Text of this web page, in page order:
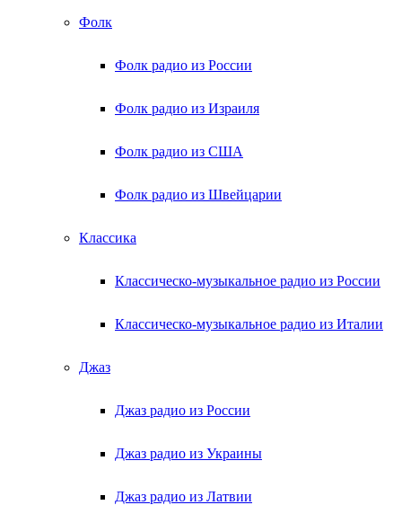
Фолк
Фолк радио из России
Фолк радио из Израиля
Фолк радио из США
Фолк радио из Швейцарии
Классика
Классическо-музыкальное радио из России
Классическо-музыкальное радио из Италии
Джаз
Джаз радио из России
Джаз радио из Украины
Джаз радио из Латвии